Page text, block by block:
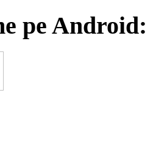
pe Android: